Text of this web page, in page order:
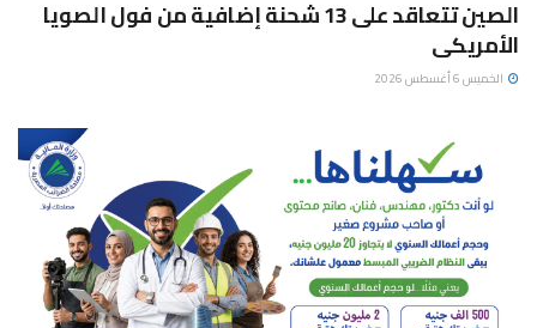
الصين تتعاقد على 13 شحنة إضافية من فول الصويا
الأمريكى
الخميس 6 أغسطس 2026